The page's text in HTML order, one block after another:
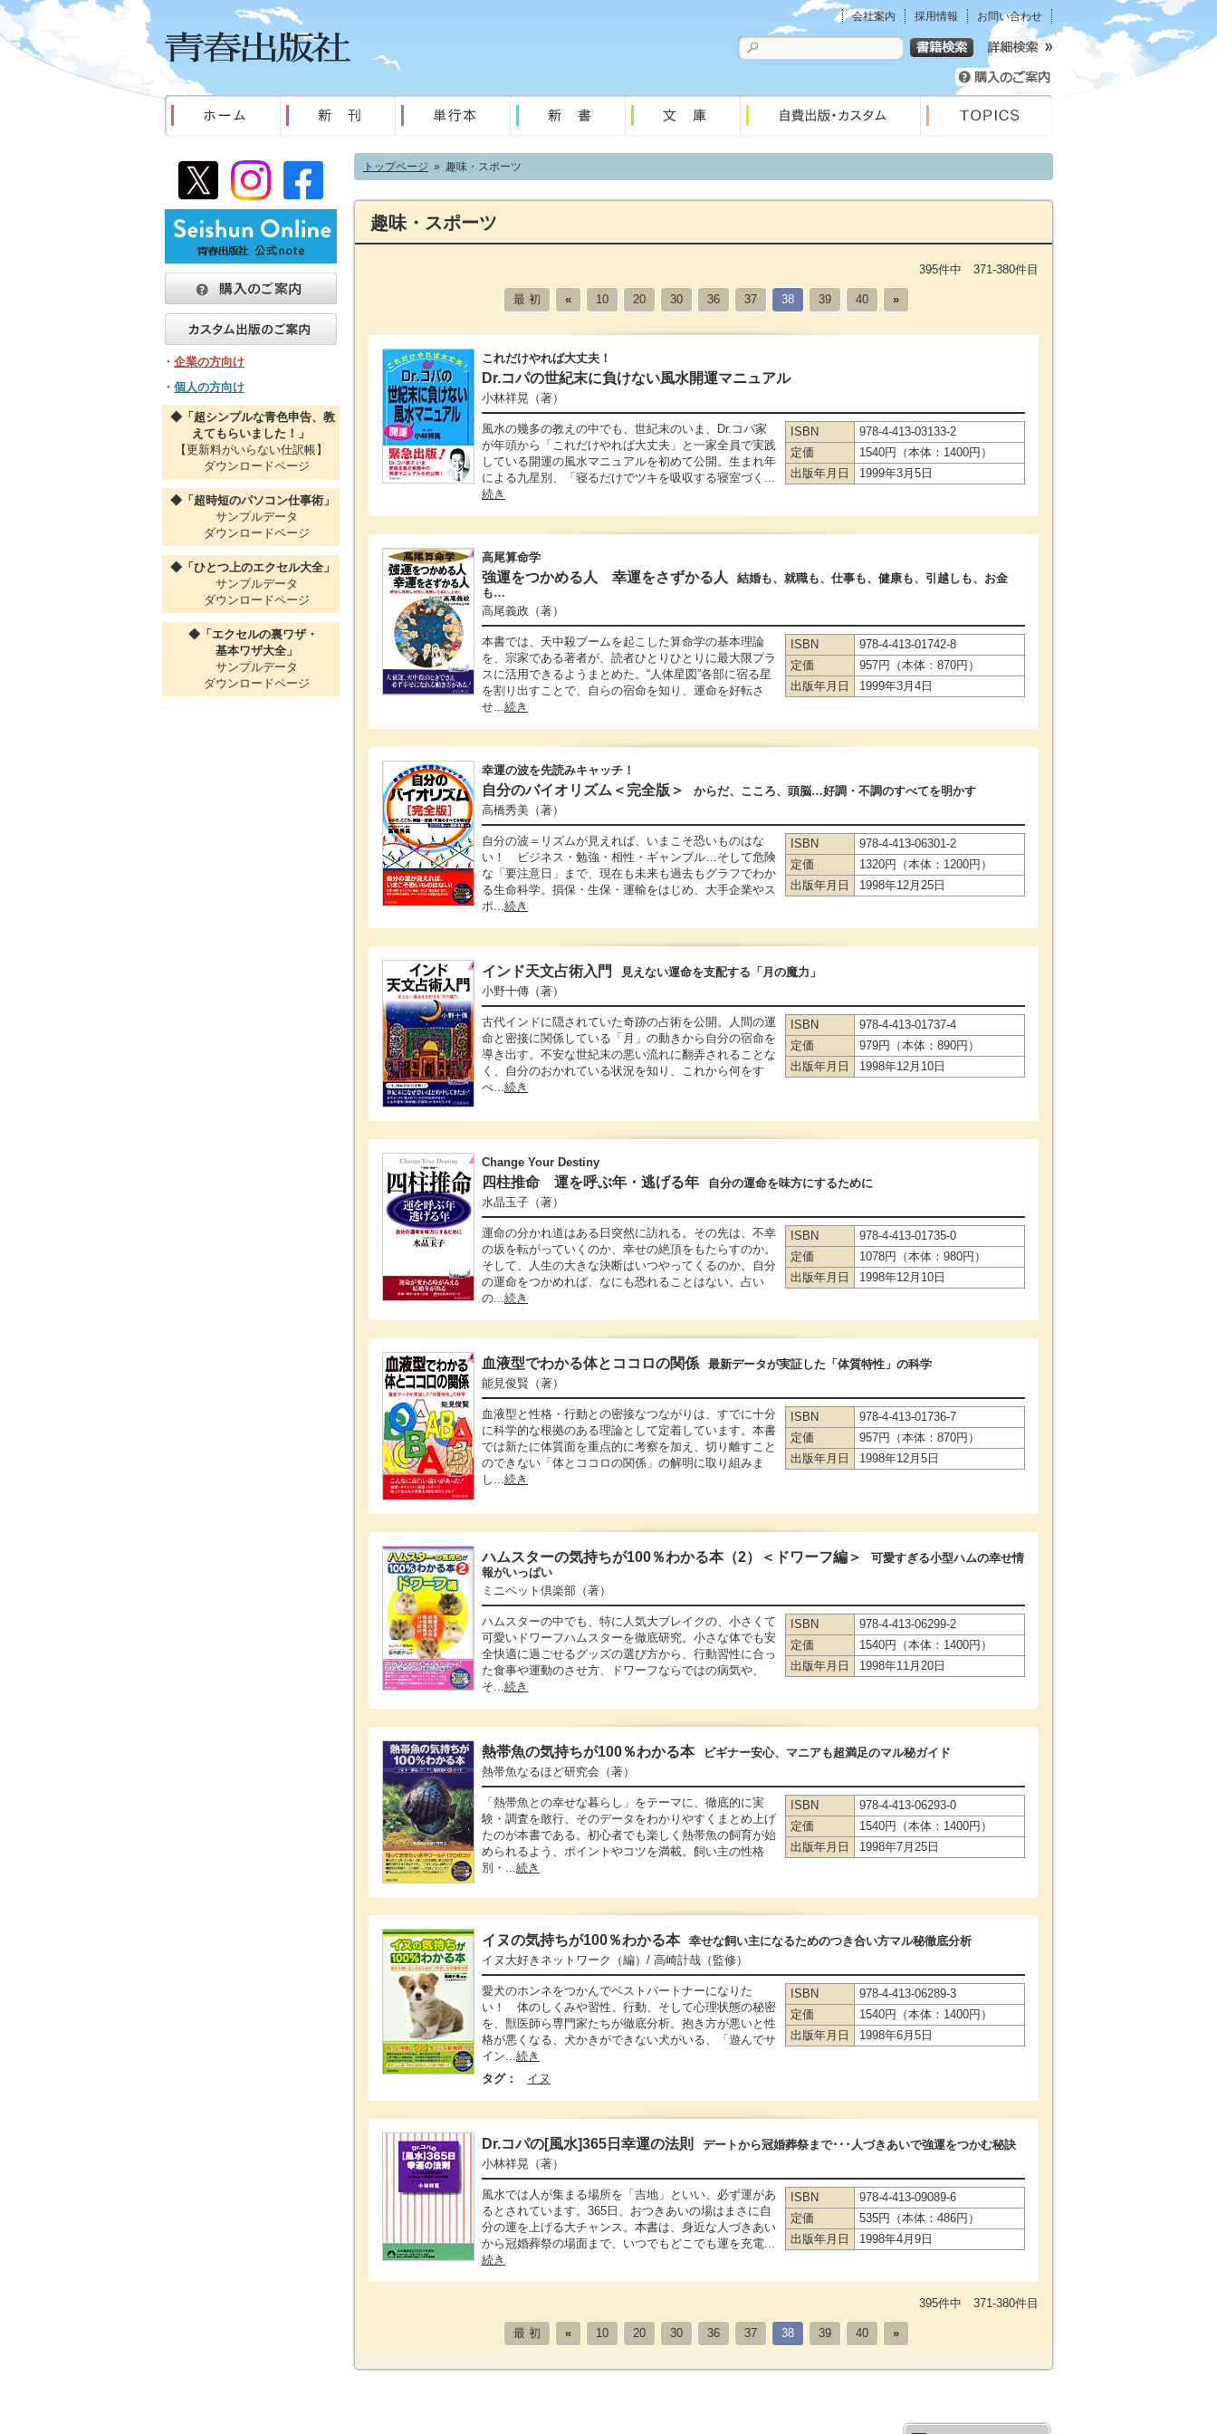
会社案内 採用情報 お問い合わせ
トップページ » 趣味・スポーツ
趣味・スポーツ
395件中 371-380件目
最 初 « 10 20 30 36 37 38 39 40 »
これだけやれば大丈夫！
Dr.コパの世紀末に負けない風水開運マニュアル
小林祥晃 （著）
風水の幾多の教えの中でも、世紀末のいま、Dr.コパ家
が年頭から「これだけやれば大丈夫」と一家全員で実践
している開運の風水マニュアルを初めて公開。生まれ年
による九星別、「寝るだけでツキを吸収する寝室づく...
続き
ISBN
978-4-413-03133-2
定価
1540円（本体：1400円）
出版年月日
1999年3月5日
高尾算命学
強運をつかめる人 幸運をさずかる人
結婚も、就職も、仕事も、健康も、引越しも、お金
も…
高尾義政 （著）
本書では、天中殺ブームを起こした算命学の基本理論
を、宗家である著者が、読者ひとりひとりに最大限プラ
スに活用できるようまとめた。“人体星図”各部に宿る星
を割り出すことで、自らの宿命を知り、運命を好転さ
せ...続き
ISBN
978-4-413-01742-8
定価
957円（本体：870円）
出版年月日
1999年3月4日
幸運の波を先読みキャッチ！
自分のバイオリズム＜完全版＞
からだ、こころ、頭脳…好調・不調のすべてを明かす
高橋秀美 （著）
自分の波＝リズムが見えれば、いまこそ恐いものはな
い！ ビジネス・勉強・相性・ギャンブル…そして危険
な「要注意日」まで、現在も未来も過去もグラフでわか
る生命科学。損保・生保・運輸をはじめ、大手企業やス
ポ...続き
ISBN
978-4-413-06301-2
定価
1320円（本体：1200円）
出版年月日
1998年12月25日
インド天文占術入門
見えない運命を支配する「月の魔力」
小野十傳 （著）
古代インドに隠されていた奇跡の占術を公開。人間の運
命と密接に関係している「月」の動きから自分の宿命を
導き出す。不安な世紀末の悪い流れに翻弄されることな
く、自分のおかれている状況を知り、これから何をす
べ...続き
ISBN
978-4-413-01737-4
定価
979円（本体：890円）
出版年月日
1998年12月10日
Change Your Destiny
四柱推命 運を呼ぶ年・逃げる年
自分の運命を味方にするために
水晶玉子 （著）
運命の分かれ道はある日突然に訪れる。その先は、不幸
の坂を転がっていくのか、幸せの絶頂をもたらすのか。
そして、人生の大きな決断はいつやってくるのか。自分
の運命をつかめれば、なにも恐れることはない。占い
の...続き
ISBN
978-4-413-01735-0
定価
1078円（本体：980円）
出版年月日
1998年12月10日
血液型でわかる体とココロの関係
最新データが実証した「体質特性」の科学
能見俊賢 （著）
血液型と性格・行動との密接なつながりは、すでに十分
に科学的な根拠のある理論として定着しています。本書
では新たに体質面を重点的に考察を加え、切り離すこと
のできない「体とココロの関係」の解明に取り組みま
し...続き
ISBN
978-4-413-01736-7
定価
957円（本体：870円）
出版年月日
1998年12月5日
ハムスターの気持ちが100％わかる本（2）＜ドワーフ編＞
可愛すぎる小型ハムの幸せ情
報がいっぱい
ミニペット倶楽部 （著）
ハムスターの中でも、特に人気大ブレイクの、小さくて
可愛いドワーフハムスターを徹底研究。小さな体でも安
全快適に過ごせるグッズの選び方から、行動習性に合っ
た食事や運動のさせ方、ドワーフならではの病気や、
そ...続き
ISBN
978-4-413-06299-2
定価
1540円（本体：1400円）
出版年月日
1998年11月20日
熱帯魚の気持ちが100％わかる本
ビギナー安心、マニアも超満足のマル秘ガイド
熱帯魚なるほど研究会 （著）
「熱帯魚との幸せな暮らし」をテーマに、徹底的に実
験・調査を敢行、そのデータをわかりやすくまとめ上げ
たのが本書である。初心者でも楽しく熱帯魚の飼育が始
められるよう、ポイントやコツを満載。飼い主の性格
別・...続き
ISBN
978-4-413-06293-0
定価
1540円（本体：1400円）
出版年月日
1998年7月25日
イヌの気持ちが100％わかる本
幸せな飼い主になるためのつき合い方マル秘徹底分析
イヌ大好きネットワーク
（編） / 高崎計哉 （監修）
愛犬のホンネをつかんでベストパートナーになりた
い！ 体のしくみや習性、行動、そして心理状態の秘密
を、獣医師ら専門家たちが徹底分析。抱き方が悪いと性
格が悪くなる、犬かきができない犬がいる、「遊んでサ
イン...続き
ISBN
978-4-413-06289-3
定価
1540円（本体：1400円）
出版年月日
1998年6月5日
タグ： イヌ
Dr.コパの[風水]365日幸運の法則
デートから冠婚葬祭まで･･･人づきあいで強運をつかむ秘訣
小林祥晃 （著）
風水では人が集まる場所を「吉地」といい、必ず運があ
るとされています。365日、おつきあいの場はまさに自
分の運を上げる大チャンス。本書は、身近な人づきあい
から冠婚葬祭の場面まで、いつでもどこでも運を充電...
続き
ISBN
978-4-413-09089-6
定価
535円（本体：486円）
出版年月日
1998年4月9日
395件中 371-380件目
最 初 « 10 20 30 36 37 38 39 40 »
・ 企業の方向け
・ 個人の方向け
◆「超シンプルな青色申告、教
えてもらいました！」
【更新料がいらない仕訳帳】
ダウンロードページ
◆「超時短のパソコン仕事術」
サンプルデータ
ダウンロードページ
◆「ひとつ上のエクセル大全」
サンプルデータ
ダウンロードページ
◆「エクセルの裏ワザ・
基本ワザ大全」
サンプルデータ
ダウンロードページ